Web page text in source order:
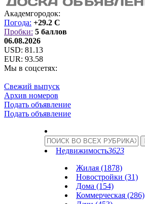
Академгородок:
Погода: +29.2 C
Пробки: 5 баллов
06.08.2026
USD: 81.13
EUR: 93.58
Мы в соцсетях:
Свежий выпуск
Архив номеров
Подать объявление
Подать объявление
Недвижимость3623
Жилая (1878)
Новостройки (31)
Дома (154)
Коммерческая (286)